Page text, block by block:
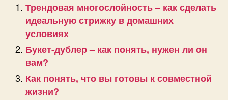
Трендовая многослойность – как сделать
идеальную стрижку в домашних
условиях
Букет-дублер – как понять, нужен ли он
вам?
Как понять, что вы готовы к совместной
жизни?